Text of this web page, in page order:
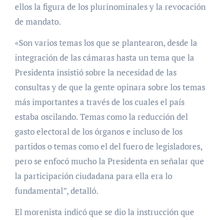
ellos la figura de los plurinominales y la revocación
de mandato.
«Son varios temas los que se plantearon, desde la
integración de las cámaras hasta un tema que la
Presidenta insistió sobre la necesidad de las
consultas y de que la gente opinara sobre los temas
más importantes a través de los cuales el país
estaba oscilando. Temas como la reducción del
gasto electoral de los órganos e incluso de los
partidos o temas como el del fuero de legisladores,
pero se enfocó mucho la Presidenta en señalar que
la participación ciudadana para ella era lo
fundamental”, detalló.
El morenista indicó que se dio la instrucción que